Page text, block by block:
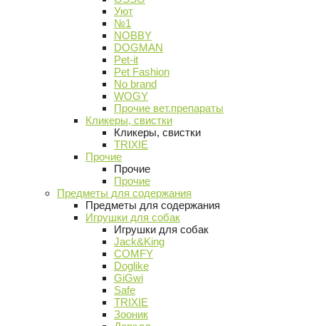
Уют
№1
NOBBY
DOGMAN
Pet-it
Pet Fashion
No brand
WOGY
Прочие вет.препараты
Кликеры, свистки
Кликеры, свистки
TRIXIE
Прочие
Прочие
Прочие
Предметы для содержания
Предметы для содержания
Игрушки для собак
Игрушки для собак
Jack&King
COMFY
Doglike
GiGwi
Safe
TRIXIE
Зооник